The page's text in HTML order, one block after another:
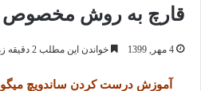
قارچ به روش مخصوص
4 مهر, 1399 خواندن این مطلب 2 دقیقه زمان میبرد
آموزش درست کردن ساندویچ میگو